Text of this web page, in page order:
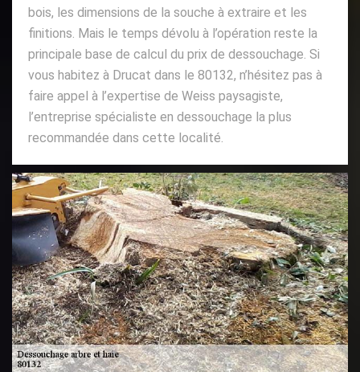
bois, les dimensions de la souche à extraire et les
finitions. Mais le temps dévolu à l’opération reste la
principale base de calcul du prix de dessouchage. Si
vous habitez à Drucat dans le 80132, n’hésitez pas à
faire appel à l’expertise de Weiss paysagiste,
l’entreprise spécialiste en dessouchage la plus
recommandée dans cette localité.